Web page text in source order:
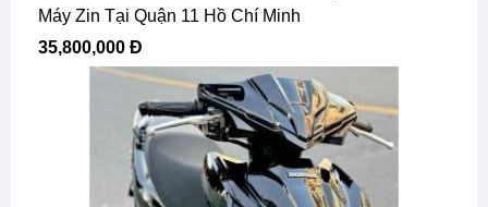
Máy Zin Tại Quận 11 Hồ Chí Minh
35,800,000 Đ